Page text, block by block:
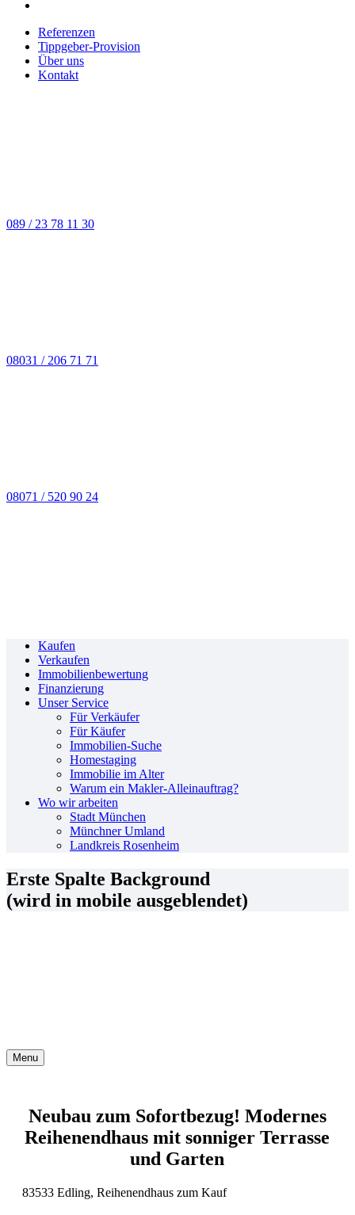
Referenzen
Tippgeber-Provision
Über uns
Kontakt
089 / 23 78 11 30
08031 / 206 71 71
08071 / 520 90 24
Kaufen
Verkaufen
Immobilienbewertung
Finanzierung
Unser Service
Für Verkäufer
Für Käufer
Immobilien-Suche
Homestaging
Immobilie im Alter
Warum ein Makler-Alleinauftrag?
Wo wir arbeiten
Stadt München
Münchner Umland
Landkreis Rosenheim
Erste Spalte Background
(wird in mobile ausgeblendet)
Menu
Neubau zum Sofortbezug! Modernes
Reihenendhaus mit sonniger Terrasse
und Garten
83533 Edling, Reihenendhaus zum Kauf